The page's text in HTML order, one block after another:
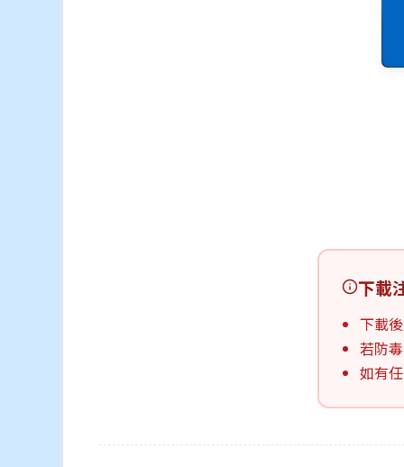
下載
下載
若防
如有